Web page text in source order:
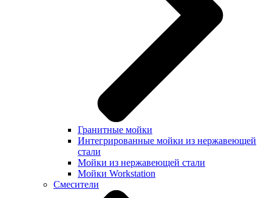
Гранитные мойки
Интегрированные мойки из нержавеющей
стали
Мойки из нержавеющей стали
Мойки Workstation
Смесители